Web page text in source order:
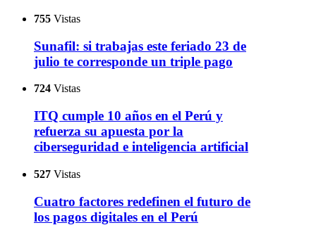
755 Vistas
Sunafil: si trabajas este feriado 23 de
julio te corresponde un triple pago
724 Vistas
ITQ cumple 10 años en el Perú y
refuerza su apuesta por la
ciberseguridad e inteligencia artificial
527 Vistas
Cuatro factores redefinen el futuro de
los pagos digitales en el Perú